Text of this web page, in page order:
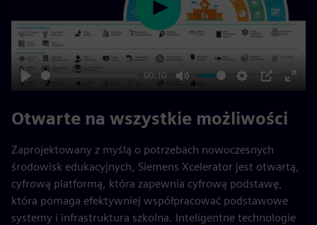
Play
00:10
Mute Settings
PIP
Enter
Play
Otwarte na wszystkie możliwości
Zaprojektowany z myślą o potrzebach nowoczesnych
środowisk edukacyjnych, Siemens Xcelerator jest otwartą,
cyfrową platformą, która zapewnia cyfrową podstawę,
która pomaga efektywniej współpracować podstawowe
systemy i infrastruktura szkolna. Inteligentne technologie